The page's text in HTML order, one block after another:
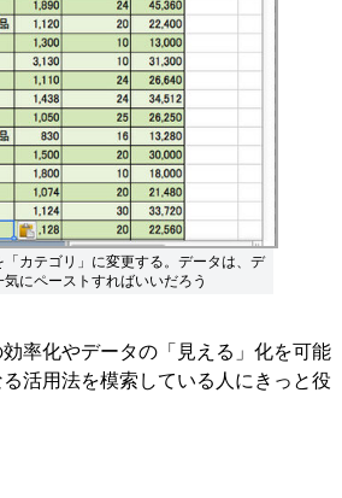
カテゴリ」に変更する。データは、デ
にペーストすればいいだろう
率化やデータの「見える」化を可能
活用法を模索している人にきっと役